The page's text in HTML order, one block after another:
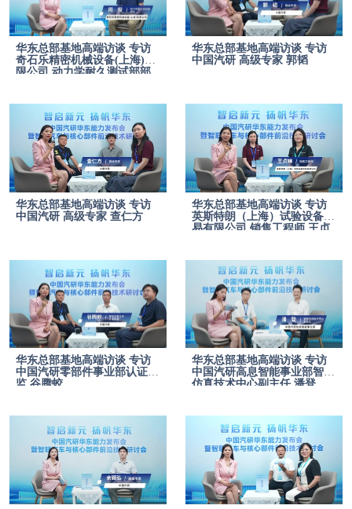
华东总部基地高端访谈 专访
奇石乐精密机械设备(上海)有
限公司 动力学耐久测试部部
华东总部基地高端访谈 专访
中国汽研 高级专家 郭韬
华东总部基地高端访谈 专访
中国汽研 高级专家 查仁方
华东总部基地高端访谈 专访
英斯特朗（上海）试验设备贸
易有限公司 销售工程师 王贞
华东总部基地高端访谈 专访
中国汽研零部件事业部认证总
监 谷腾蛟
华东总部基地高端访谈 专访
中国汽研高息智能事业部智能
仿真技术中心副主任 潘登